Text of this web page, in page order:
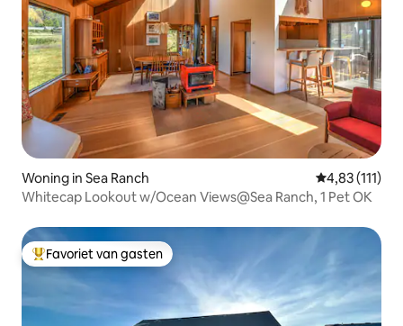
Woning in Sea Ranch Gemiddelde
4,83 (111)
Whitecap Lookout w/Ocean Views@Sea Ranch, 1 Pet OK
Topfavoriet van gasten
Favoriet van gasten